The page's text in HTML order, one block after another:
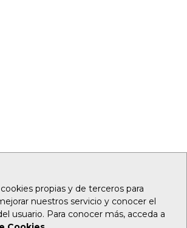
propias y de terceros para
nuestros servicio y conocer el
usuario. Para conocer más, acceda a